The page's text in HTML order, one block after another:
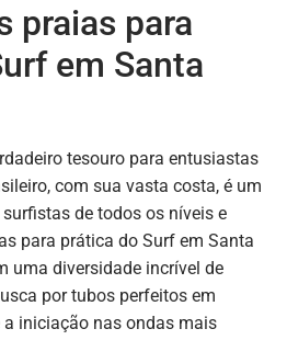
praias para
em Santa
tesouro para entusiastas
com sua vasta costa, é um
de todos os níveis e
para prática do Surf em Santa
uma diversidade incrível de
por tubos perfeitos em
iniciação nas ondas mais